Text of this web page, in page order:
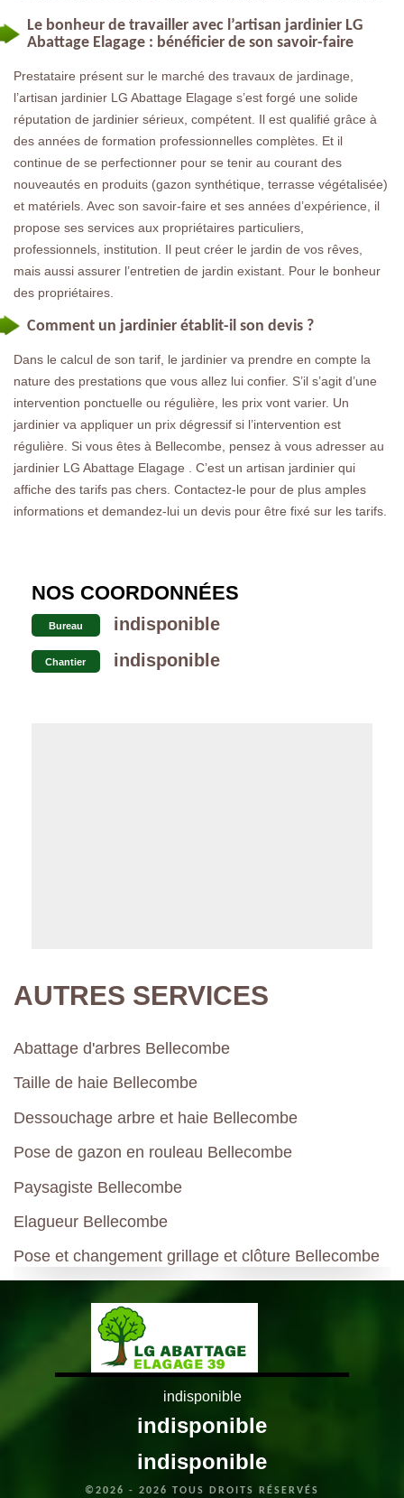
Le bonheur de travailler avec l’artisan jardinier LG
Abattage Elagage : bénéficier de son savoir-faire
Prestataire présent sur le marché des travaux de jardinage,
l’artisan jardinier LG Abattage Elagage s’est forgé une solide
réputation de jardinier sérieux, compétent. Il est qualifié grâce à
des années de formation professionnelles complètes. Et il
continue de se perfectionner pour se tenir au courant des
nouveautés en produits (gazon synthétique, terrasse végétalisée)
et matériels. Avec son savoir-faire et ses années d’expérience, il
propose ses services aux propriétaires particuliers,
professionnels, institution. Il peut créer le jardin de vos rêves,
mais aussi assurer l’entretien de jardin existant. Pour le bonheur
des propriétaires.
Comment un jardinier établit-il son devis ?
Dans le calcul de son tarif, le jardinier va prendre en compte la
nature des prestations que vous allez lui confier. S’il s’agit d’une
intervention ponctuelle ou régulière, les prix vont varier. Un
jardinier va appliquer un prix dégressif si l’intervention est
régulière. Si vous êtes à Bellecombe, pensez à vous adresser au
jardinier LG Abattage Elagage . C’est un artisan jardinier qui
affiche des tarifs pas chers. Contactez-le pour de plus amples
informations et demandez-lui un devis pour être fixé sur les tarifs.
NOS COORDONNÉES
Bureau indisponible
Chantier indisponible
AUTRES SERVICES
Abattage d'arbres Bellecombe
Taille de haie Bellecombe
Dessouchage arbre et haie Bellecombe
Pose de gazon en rouleau Bellecombe
Paysagiste Bellecombe
Elagueur Bellecombe
Pose et changement grillage et clôture Bellecombe
indisponible
indisponible
indisponible
©2026 - 2026 TOUS DROITS RÉSERVÉS